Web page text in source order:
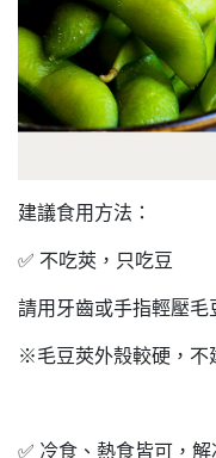
建議食用方法：
✅ 不吃莢，只吃豆
請用牙齒或手指輕壓毛
※毛豆莢外殼較硬，不
✅ 冷食、熱食皆可，解